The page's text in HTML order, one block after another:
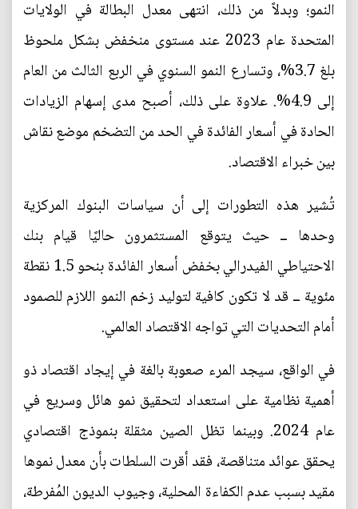
النمو؛ وبدلاً من ذلك، انتهى معدل البطالة في الولايات
المتحدة عام 2023 عند مستوى منخفض بشكل ملحوظ
بلغ 3.7%، وتسارع النمو السنوي في الربع الثالث من العام
إلى 4.9%. علاوة على ذلك، أصبح مدى إسهام الزيادات
الحادة في أسعار الفائدة في الحد من التضخم موضع نقاش
بين خبراء الاقتصاد.
تُشير هذه التطورات إلى أن سياسات البنوك المركزية
وحدها ــ حيث يتوقع المستثمرون حاليًا قيام بنك
الاحتياطي الفيدرالي بخفض أسعار الفائدة بنحو 1.5 نقطة
مئوية ــ قد لا تكون كافية لتوليد زخم النمو اللازم للصمود
أمام التحديات التي تواجه الاقتصاد العالمي.
في الواقع، سيجد المرء صعوبة بالغة في إيجاد اقتصاد ذو
أهمية نظامية على استعداد لتحقيق نمو هائل وسريع في
عام 2024. وبينما تظل الصين مثقلة بنموذج اقتصادي
يحقق عوائد متناقصة، فقد أقرت السلطات بأن معدل نموها
مقيد بسبب عدم الكفاءة المحلية، وجيوب الديون المُفرطة،